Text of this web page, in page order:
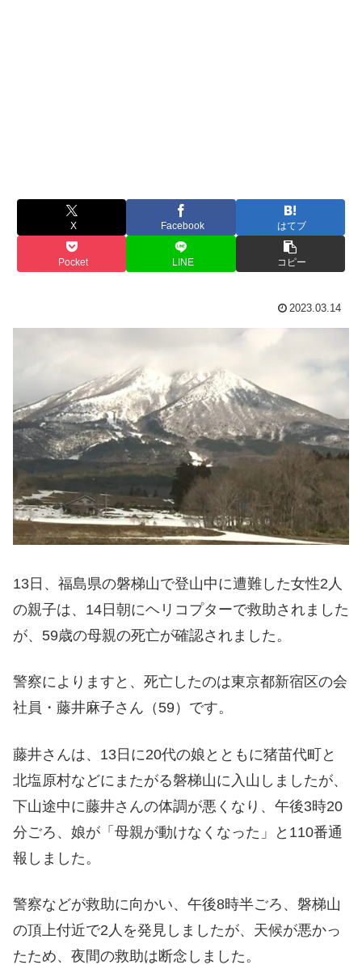
X Facebook はてブ
Pocket LINE コピー
2023.03.14
13日、福島県の磐梯山で登山中に遭難した女性2人
の親子は、14日朝にヘリコプターで救助されました
が、59歳の母親の死亡が確認されました。
警察によりますと、死亡したのは東京都新宿区の会
社員・藤井麻子さん（59）です。
藤井さんは、13日に20代の娘とともに猪苗代町と
北塩原村などにまたがる磐梯山に入山しましたが、
下山途中に藤井さんの体調が悪くなり、午後3時20
分ごろ、娘が「母親が動けなくなった」と110番通
報しました。
警察などが救助に向かい、午後8時半ごろ、磐梯山
の頂上付近で2人を発見しましたが、天候が悪かっ
たため、夜間の救助は断念しました。